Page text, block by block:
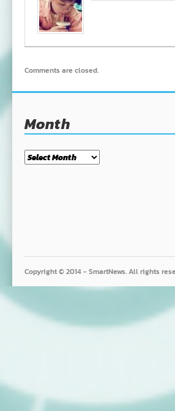
Comments are closed.
Month
Month
Copyright © 2014 - SmartNews. All rights